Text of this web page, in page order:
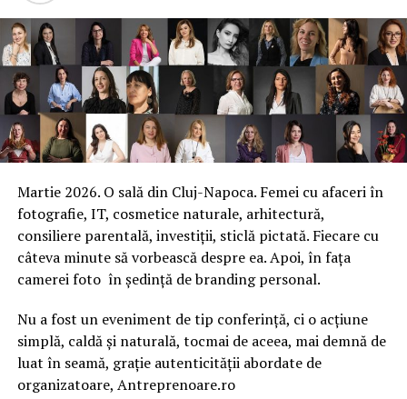
Martie 2026. O sală din Cluj-Napoca. Femei cu afaceri în
fotografie, IT, cosmetice naturale, arhitectură,
consiliere parentală, investiții, sticlă pictată. Fiecare cu
câteva minute să vorbească despre ea. Apoi, în fața
camerei foto în ședință de branding personal.
Nu a fost un eveniment de tip conferință, ci o acțiune
simplă, caldă și naturală, tocmai de aceea, mai demnă de
luat în seamă, grație autenticității abordate de
organizatoare, Antreprenoare.ro